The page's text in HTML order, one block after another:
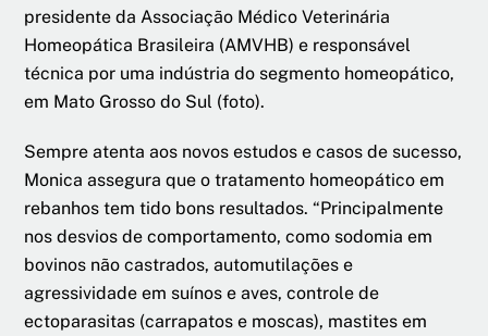
presidente da Associação Médico Veterinária
Homeopática Brasileira (AMVHB) e responsável
técnica por uma indústria do segmento homeopático,
em Mato Grosso do Sul (foto).
Sempre atenta aos novos estudos e casos de sucesso,
Monica assegura que o tratamento homeopático em
rebanhos tem tido bons resultados. “Principalmente
nos desvios de comportamento, como sodomia em
bovinos não castrados, automutilações e
agressividade em suínos e aves, controle de
ectoparasitas (carrapatos e moscas), mastites em